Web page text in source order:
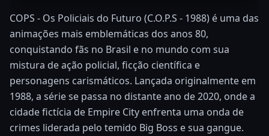
COPS - Os Policiais do Futuro (C.O.P.S - 1988) é uma das
animações mais emblemáticas dos anos 80,
conquistando fãs no Brasil e no mundo com sua
mistura de ação policial, ficção científica e
personagens carismáticos. Lançada originalmente em
1988, a série se passa no distante ano de 2020, onde a
cidade fictícia de Empire City enfrenta uma onda de
crimes liderada pelo temido Big Boss e sua gangue.